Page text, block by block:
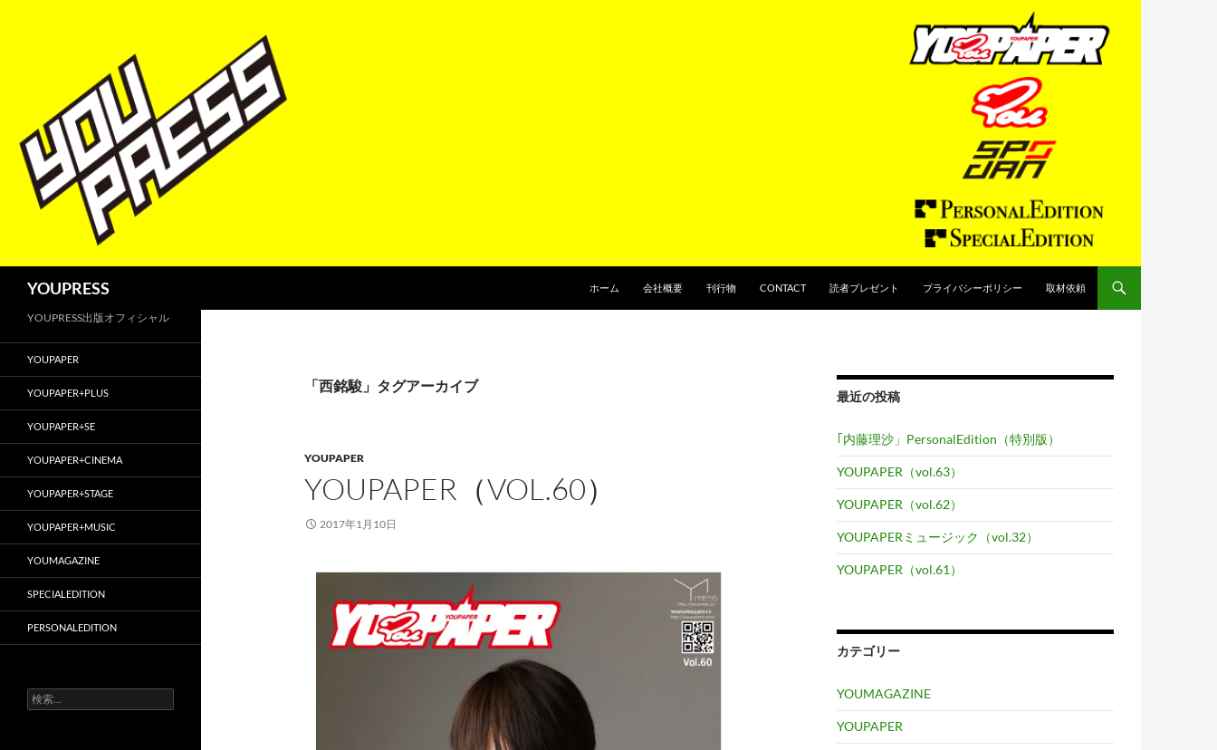
YOUPRESS ホーム 会社概要 刊行物 CONTACT 読者プレゼント プライバシーポリシー 取材依頼
「西銘駿」タグアーカイブ
YOUPAPER
YOUPAPER（VOL.60）
2017年1月10日
最近の投稿
｢内藤理沙」PersonalEdition（特別版）
YOUPAPER（vol.63）
YOUPAPER（vol.62）
YOUPAPERミュージック（vol.32）
YOUPAPER（vol.61）
カテゴリー
YOUMAGAZINE
YOUPAPER
YOUPRESS出版オフィシャル
YOUPAPER
YOUPAPER+PLUS
YOUPAPER+SE
YOUPAPER+CINEMA
YOUPAPER+STAGE
YOUPAPER+MUSIC
YOUMAGAZINE
SPECIALEDITION
PERSONALEDITION
検
索: